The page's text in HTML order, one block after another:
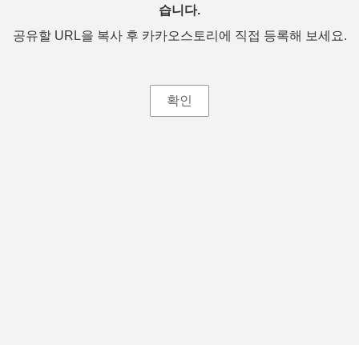
습니다.
공유할 URL을 복사 후 카카오스토리에 직접 등록해 보세요.
확인